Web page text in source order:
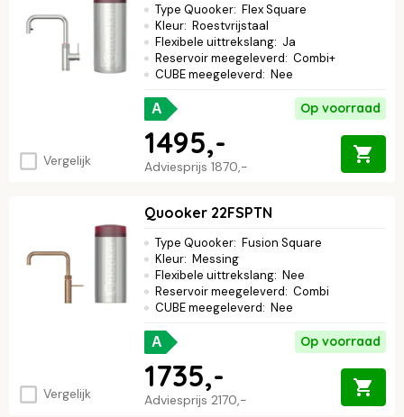
Vergelijk
Type Quooker: Flex Square
Kleur: Roestvrijstaal
Flexibele uittrekslang: Ja
Reservoir meegeleverd: Combi+
CUBE meegeleverd: Nee
A Op voorraad
Adviesprijs 1870,-
1495,-
Vergelijk
Quooker 22FSPTN
Type Quooker: Fusion Square
Kleur: Messing
Flexibele uittrekslang: Nee
Reservoir meegeleverd: Combi
CUBE meegeleverd: Nee
A Op voorraad
Adviesprijs 2170,-
1735,-